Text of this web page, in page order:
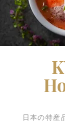
日本の特産